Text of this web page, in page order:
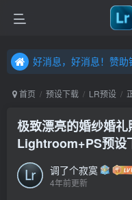
好消息，好消息！赞助钻石会员，全站预设免费下载
好消息，好消息！赞助钻石会员，全站预设免费下载
首页 预设下载 LR预设
极致漂亮的婚纱婚
Lightroom+PS预设
调了个寂寞
4年前更新